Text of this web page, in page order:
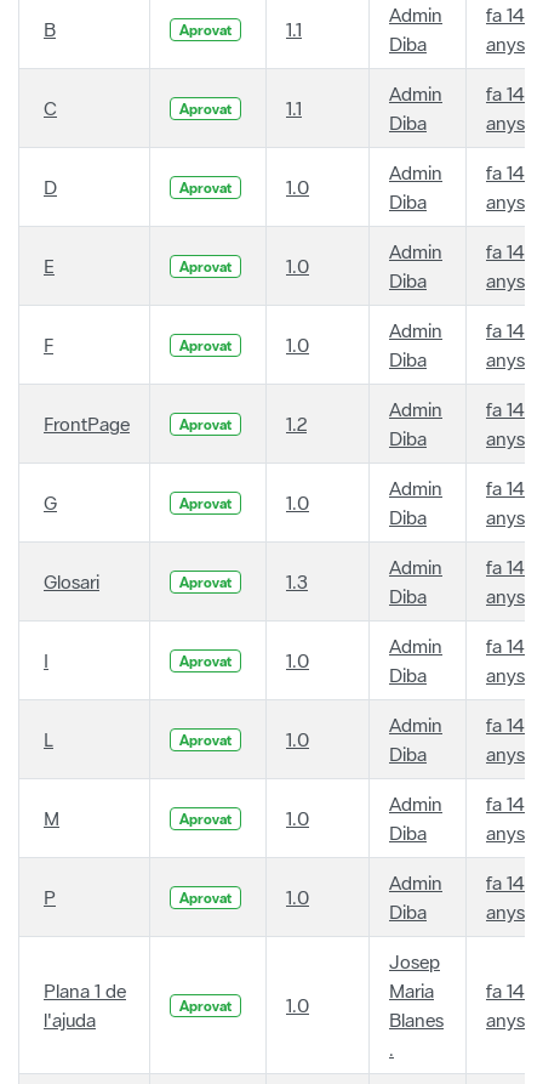
B Aprovat 1.1
Admin
Diba
fa 14
anys
C Aprovat 1.1
Admin
Diba
fa 14
anys
D Aprovat 1.0
Admin
Diba
fa 14
anys
E Aprovat 1.0
Admin
Diba
fa 14
anys
F Aprovat 1.0
Admin
Diba
fa 14
anys
FrontPage Aprovat 1.2
Admin
Diba
fa 14
anys
G Aprovat 1.0
Admin
Diba
fa 14
anys
Glosari Aprovat 1.3
Admin
Diba
fa 14
anys
I Aprovat 1.0
Admin
Diba
fa 14
anys
L Aprovat 1.0
Admin
Diba
fa 14
anys
M Aprovat 1.0
Admin
Diba
fa 14
anys
P Aprovat 1.0
Admin
Diba
fa 14
anys
Plana 1 de
l'ajuda
Aprovat 1.0
Josep
Maria
Blanes
.
fa 14
anys